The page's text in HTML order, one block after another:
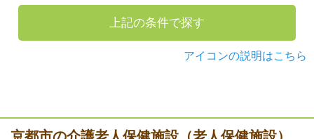
上記の条件で探す
アイコンの説明はこちら